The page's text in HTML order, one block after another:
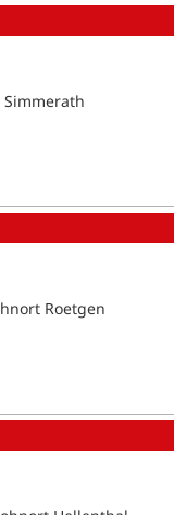
Simmerath
Roetgen